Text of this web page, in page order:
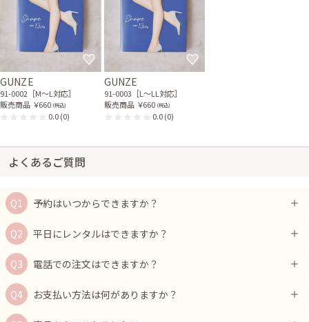
GUNZE
91-0002［M〜L対応］
販売商品 ￥660 (税込)
0.0(0)
GUNZE
91-0003［L〜LL対応］
販売商品 ￥660 (税込)
0.0(0)
よくあるご質問
予約はいつからできますか？
平日にレンタルはできますか？
電話での注文はできますか？
お支払い方法は何がありますか？